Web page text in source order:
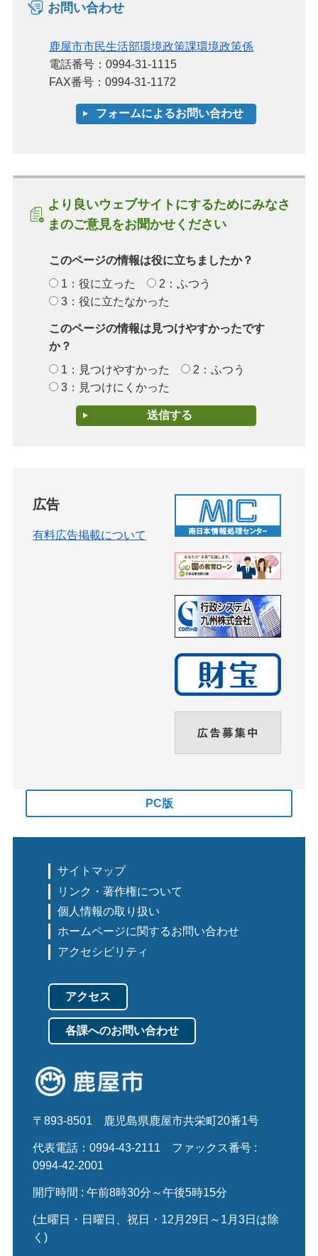
お問い合わせ
鹿屋市市民生活部環境政策課環境政策係
電話番号：0994-31-1115
FAX番号：0994-31-1172
より良いウェブサイトにするためにみなさ
まのご意見をお聞かせください
このページの情報は役に立ちましたか？
1：役に立った
2：ふつう
3：役に立たなかった
このページの情報は見つけやすかったです
か？
1：見つけやすかった
2：ふつう
3：見つけにくかった
広告
有料広告掲載について
PC版
サイトマップ
リンク・著作権について
個人情報の取り扱い
ホームページに関するお問い合わせ
アクセシビリティ
アクセス
各課へのお問い合わせ
〒893-8501 鹿児島県鹿屋市共栄町20番1号
代表電話：0994-43-2111
ファックス番号 :
0994-42-2001
開庁時間 : 午前8時30分～午後5時15分
(土曜日・日曜日、祝日・12月29日～1月3日は除
く)